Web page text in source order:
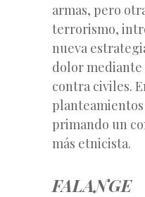
armas, pero
terrorismo,
nueva
dolor mediante
contra civiles.
primando un
más etnicista.
FALANGE